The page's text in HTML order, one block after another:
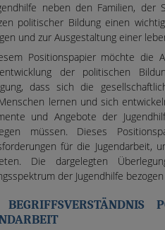
neben den Familien, der
politischer Bildung einen
und zur Ausgestaltung einer
Positionspapier möchte die
der politischen
dass sich die
lernen und sich
und Angebote der
müssen. Dieses
für die Jugendarbeit,
Die dargelegten
der Jugendhilfe